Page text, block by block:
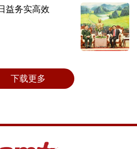
益务实高效
下载更多